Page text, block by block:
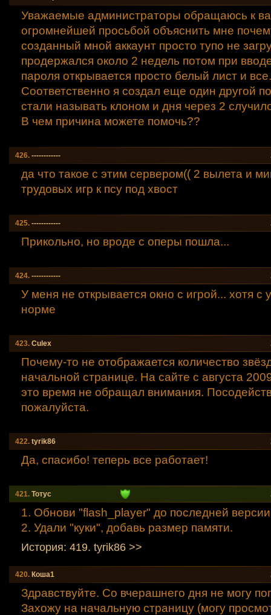
Уважаемые администраторы обращаюсь к
огромнейшей просьбой объяснить мне
созданный мной аккаунт просто тупо не
продержался около 2 недель потом при
пароля открывается просто белый лист и все.
Соответственно я создал еще один другой
стали называть клоном и дня через 2
В чем причина можете помочь??
426. ------------
да что такое с этим сервером(( 2 вылета и
трудовых игр к псу под хвост
425. ------------
Прикольно, но вроде с оперы пошла...
424. ------------
У меня не открывается окно с игрой... хотя с
норме
423. Culex
Почему-то не отображается количество
начальной странице. На сайте с августа
это время не обращал внимания.
пожалуйста.
422. tyrik86
Да, спасибо! теперь все работает!
421. Тотус
1. Обнови "flash_player" до последней
2. Удали "куки", добавь размер памяти.
История: 419. tyrik86 >>
420. Коша1
Здравствуйте. Со вчерашнего дня не могу
Захожу на начальную страницу (могу